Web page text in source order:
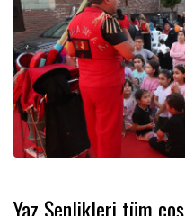
Yaz Şenlikleri tüm